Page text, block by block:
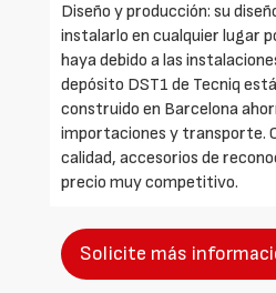
Diseño y producción: su
instalarlo en cualquier lugar
haya debido a las
depósito DST1 de Tecniq
construido en Barcelona
importaciones y transporte.
calidad, accesorios de
precio muy competitivo.
Solicite más